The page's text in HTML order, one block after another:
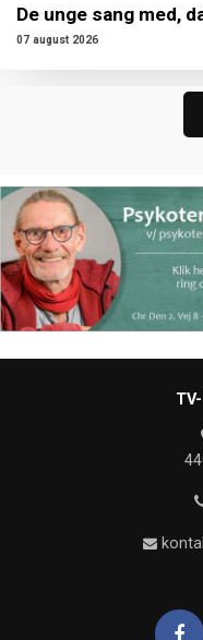
De unge sang med,
07 august 2026